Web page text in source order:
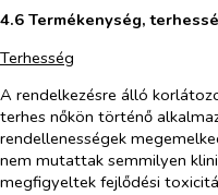
4.6 Termékenység,
Terhesség
A rendelkezésre álló
terhes nőkön történő
rendellenességek
nem mutattak semmilyen
megfigyeltek fejlődési